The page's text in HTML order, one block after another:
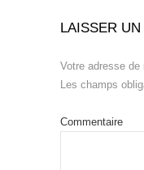
LAISSER
Votre adresse de
Les champs
Commentaire